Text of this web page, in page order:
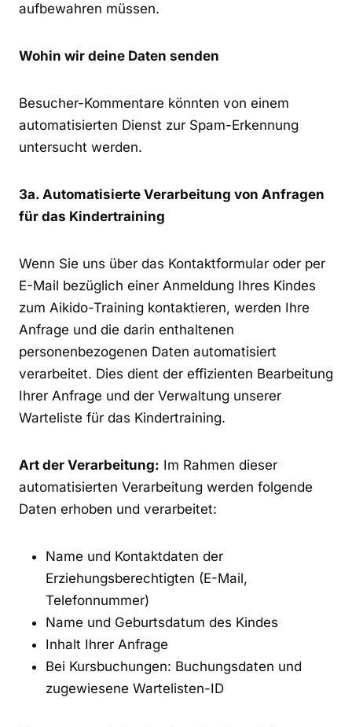
aufbewahren müssen.
Wohin wir deine Daten senden
Besucher-Kommentare könnten von einem
automatisierten Dienst zur Spam-Erkennung
untersucht werden.
3a. Automatisierte Verarbeitung von Anfragen
für das Kindertraining
Wenn Sie uns über das Kontaktformular oder per
E-Mail bezüglich einer Anmeldung Ihres Kindes
zum Aikido-Training kontaktieren, werden Ihre
Anfrage und die darin enthaltenen
personenbezogenen Daten automatisiert
verarbeitet. Dies dient der effizienten Bearbeitung
Ihrer Anfrage und der Verwaltung unserer
Warteliste für das Kindertraining.
Art der Verarbeitung: Im Rahmen dieser
automatisierten Verarbeitung werden folgende
Daten erhoben und verarbeitet:
Name und Kontaktdaten der
Erziehungsberechtigten (E-Mail,
Telefonnummer)
Name und Geburtsdatum des Kindes
Inhalt Ihrer Anfrage
Bei Kursbuchungen: Buchungsdaten und
zugewiesene Wartelisten-ID